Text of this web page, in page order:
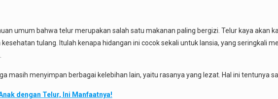
umum bahwa telur merupakan salah satu makanan paling bergizi. Telur kaya akan
tulang. Itulah kenapa hidangan ini cocok sekali untuk lansia, yang seringkali
masih menyimpan berbagai kelebihan lain, yaitu rasanya yang lezat. Hal ini tentunya
dengan Telur, Ini Manfaatnya!